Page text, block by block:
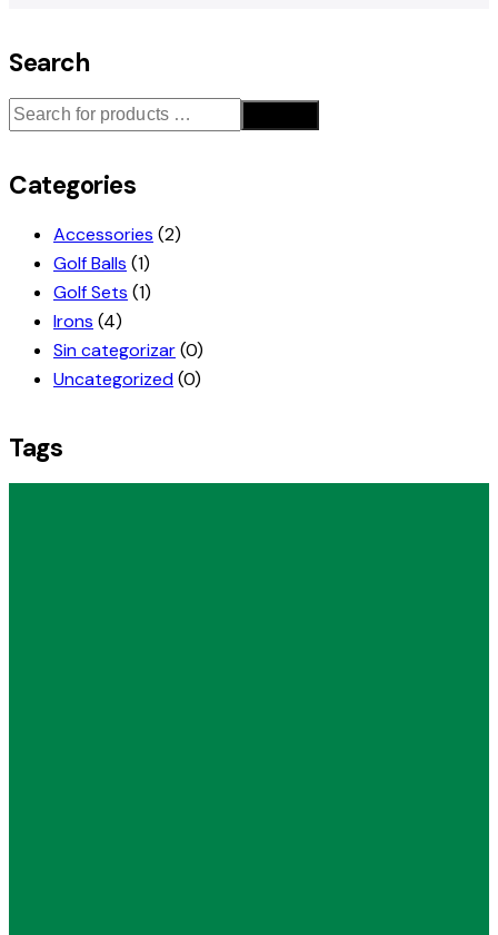
Search
Categories
Accessories (2)
Golf Balls (1)
Golf Sets (1)
Irons (4)
Sin categorizar(0)
Uncategorized(0)
Tags